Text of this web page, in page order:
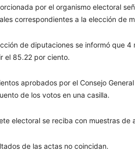
por el organismo electoral
correspondientes a la elección de
de diputaciones se informó que
el 85.22 por ciento.
aprobados por el Consejo
de los votos en una casilla.
electoral se reciba con muestras de
de las actas no coincidan.